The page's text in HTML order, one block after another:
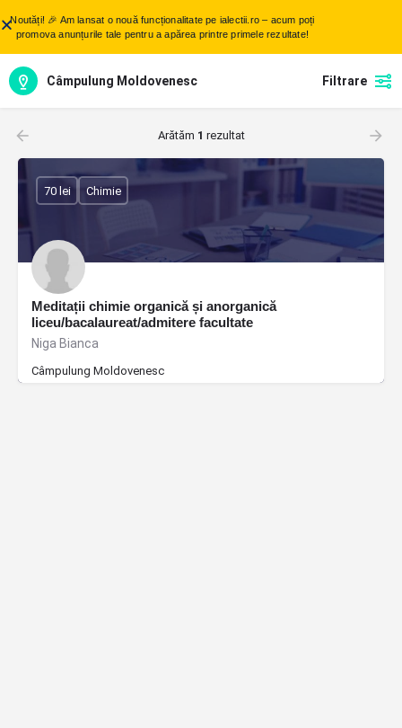
Câmpulung Moldovenesc Filtrare
Arătăm 1 rezultat
Meditații chimie organică și anorganică
liceu/bacalaureat/admitere facultate
Niga Bianca
Câmpulung Moldovenesc
70 lei Chimie
Noutăți! 🎉 Am lansat o nouă funcționalitate pe ialectii.ro – acum poți
promova anunțurile tale pentru a apărea printre primele rezultate!